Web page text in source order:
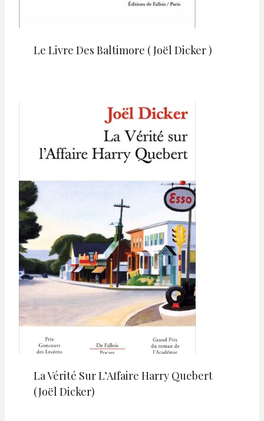
Le Livre Des Baltimore ( Joël Dicker )
La Vérité Sur L’Affaire Harry Quebert
(Joël Dicker)